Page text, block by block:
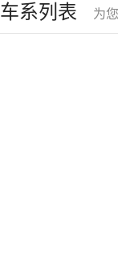
车系列表 为